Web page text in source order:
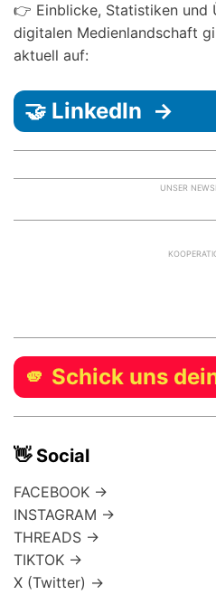
👉 Einblicke, Statistiken und
digitalen Medienlandschaft
aktuell auf:
🤝 LinkedIn →
UNSER
🫵 Schick uns
👋 Social
FACEBOOK →
INSTAGRAM →
THREADS →
TIKTOK →
X (Twitter) →